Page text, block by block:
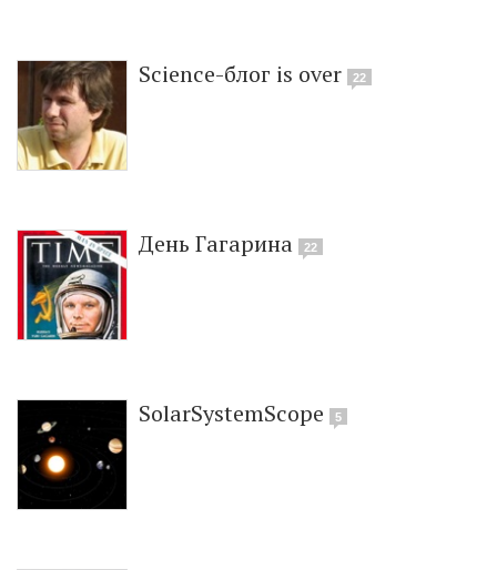
Science-блог is over 22
День Гагарина 22
SolarSystemScope 5